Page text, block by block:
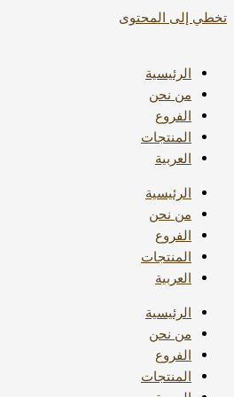
تخطي إلى المحتوى
الرئيسية
من نحن
الفروع
المنتجات
العربية
الرئيسية
من نحن
الفروع
المنتجات
العربية
الرئيسية
من نحن
الفروع
المنتجات